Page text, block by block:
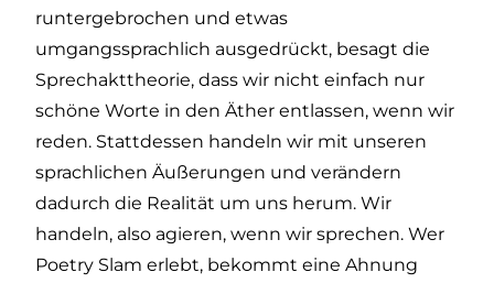
runtergebrochen und etwas
umgangssprachlich ausgedrückt, besagt die
Sprechakttheorie, dass wir nicht einfach nur
schöne Worte in den Äther entlassen, wenn wir
reden. Stattdessen handeln wir mit unseren
sprachlichen Äußerungen und verändern
dadurch die Realität um uns herum. Wir
handeln, also agieren, wenn wir sprechen. Wer
Poetry Slam erlebt, bekommt eine Ahnung